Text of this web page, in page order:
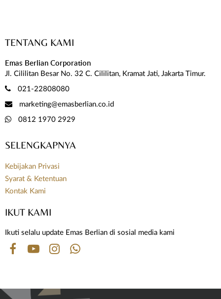
TENTANG KAMI
Emas Berlian Corporation
Jl. Cililitan Besar No. 32 C. Cililitan, Kramat Jati, Jakarta Timur.
021-22808080
marketing@emasberlian.co.id
0812 1970 2929
SELENGKAPNYA
Kebijakan Privasi
Syarat & Ketentuan
Kontak Kami
IKUT KAMI
Ikuti selalu update Emas Berlian di sosial media kami